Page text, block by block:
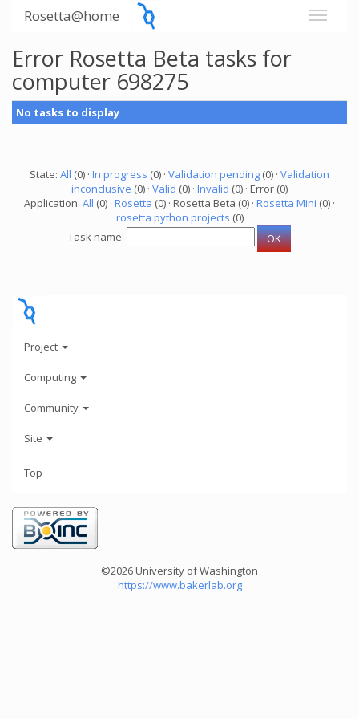
Rosetta@home
Error Rosetta Beta tasks for
computer 698275
No tasks to display
State: All (0) · In progress (0) · Validation pending (0) · Validation
inconclusive (0) · Valid (0) · Invalid (0) · Error (0)
Application: All (0) · Rosetta (0) · Rosetta Beta (0) · Rosetta Mini (0) ·
rosetta python projects (0)
Task name:
Project
Computing
Community
Site
Top
©2026 University of Washington
https://www.bakerlab.org